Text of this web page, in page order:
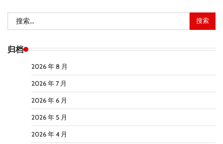
索：
归档
2026 年 8 月
2026 年 7 月
2026 年 6 月
2026 年 5 月
2026 年 4 月